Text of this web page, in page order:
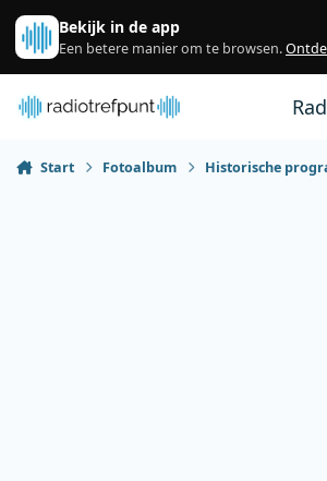
Spring naar bijdragen
Bekijk in de app
Een betere manier om te browsen.
Start Fotoalbum Historische